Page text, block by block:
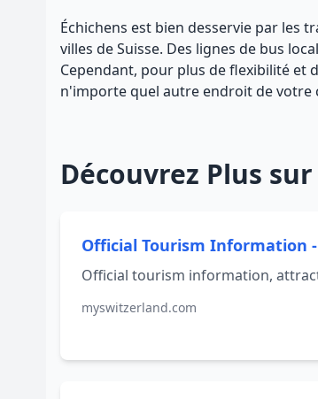
Échichens est bien desservie par les
villes de Suisse. Des lignes de bus
Cependant, pour plus de flexibilité et
n'importe quel autre endroit de votre
Découvrez Plus
Official Tourism Information
Official tourism information,
myswitzerland.com